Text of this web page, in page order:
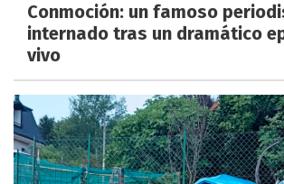
Conmoción: un famoso
internado tras un dramático
vivo